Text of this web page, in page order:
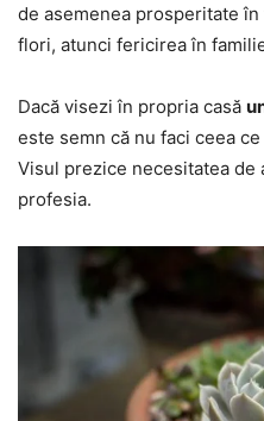
de asemenea prosperitate
flori, atunci fericirea în
Dacă visezi în propria casă
este semn că nu faci ceea
Visul prezice necesitatea de
profesia.